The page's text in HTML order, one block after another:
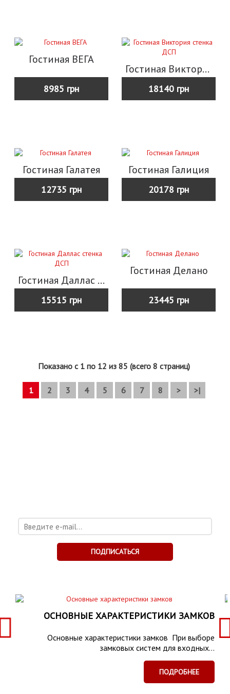
Гостиная ВЕГА
8985 грн
Гостиная Виктория стенка ДСП
18140 грн
Гостиная Галатея
12735 грн
Гостиная Галиция
20178 грн
Гостиная Даллас стенка ДСП
15515 грн
Гостиная Делано
23445 грн
Показано с 1 по 12 из 85 (всего 8 страниц)
1 2 3 4 5 6 7 8 > >|
ПОДПИСАТЬСЯ
ОСНОВНЫЕ ХАРАКТЕРИСТИКИ ЗАМКОВ
Основные характеристики замков При выборе
замковых систем для входных...
ПОДРОБНЕЕ